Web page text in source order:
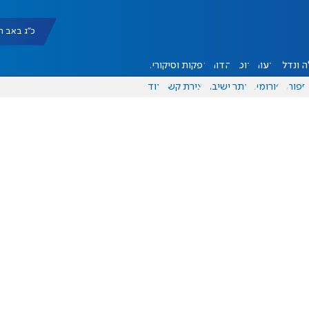
כ"ג באב תשפ"ו
ונדל"ן דעות אוכל יהדות הפקות וסיקורים
ספורט פורומים אתר ישיבה יצירת קשר עוד